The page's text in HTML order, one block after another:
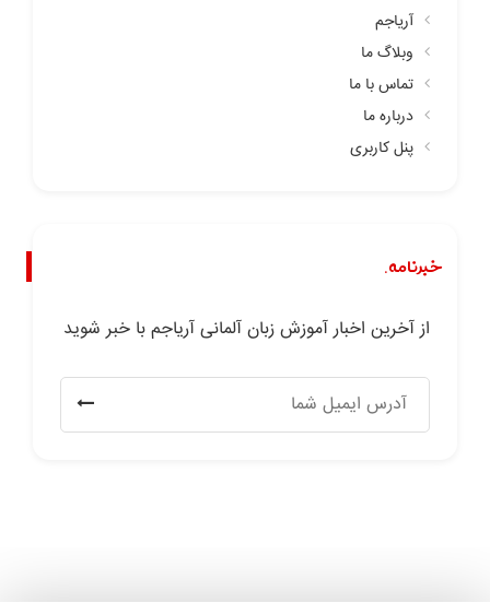
آریاجم
وبلاگ ما
تماس با ما
درباره ما
پنل کاربری
خبرنامه.
از آخرین اخبار آموزش زبان آلمانی آریاجم با خبر شوید